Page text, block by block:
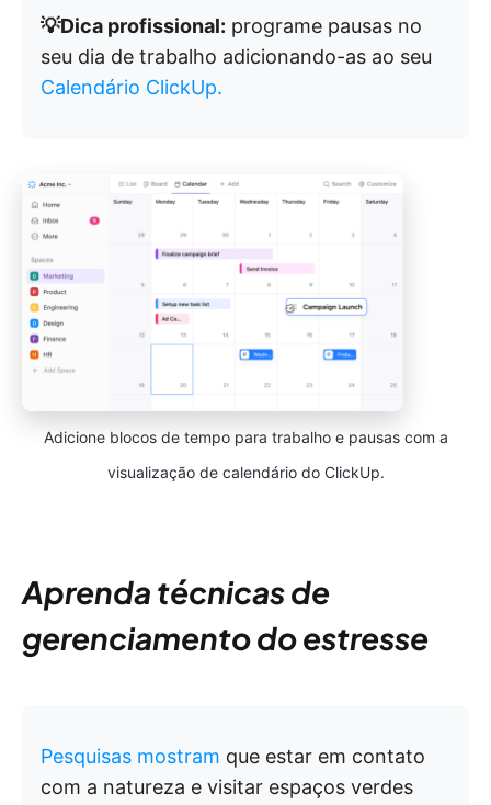
💡Dica profissional: programe pausas no
seu dia de trabalho adicionando-as ao seu
Calendário ClickUp.
Adicione blocos de tempo para trabalho e pausas com a
visualização de calendário do ClickUp.
Aprenda técnicas de
gerenciamento do estresse
Pesquisas mostram que estar em contato
com a natureza e visitar espaços verdes